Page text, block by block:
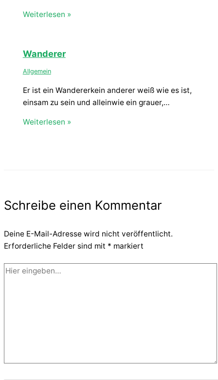
Weiterlesen »
Wanderer
Allgemein
Er ist ein Wandererkein anderer weiß wie es ist,
einsam zu sein und alleinwie ein grauer,…
Weiterlesen »
Schreibe einen Kommentar
Deine E-Mail-Adresse wird nicht veröffentlicht.
Erforderliche Felder sind mit * markiert
Hier